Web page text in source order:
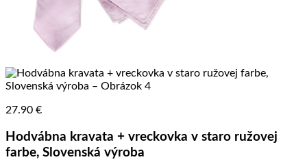
27.90 €
Hodvábna kravata + vreckovka v staro ružovej
farbe, Slovenská výroba